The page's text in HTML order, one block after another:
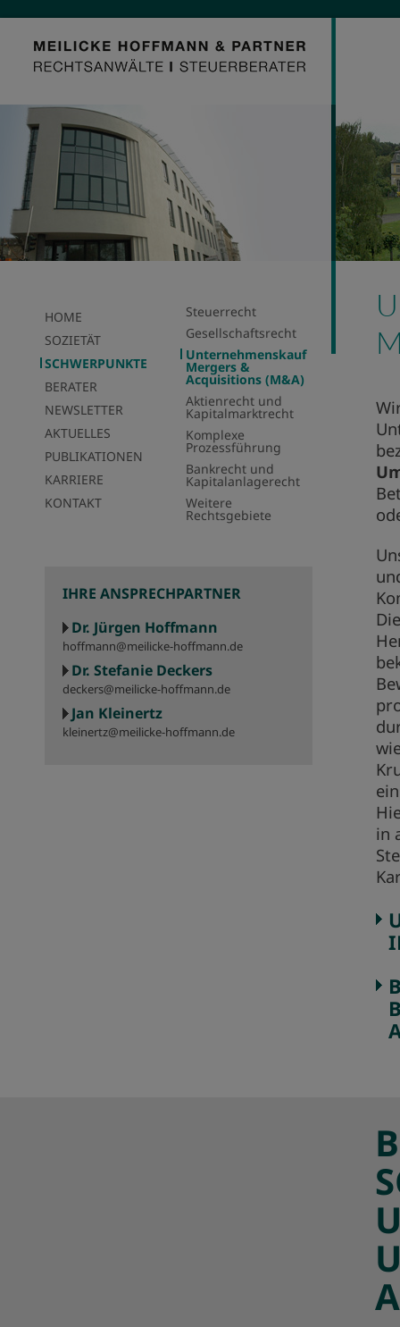
HOME
SOZIETÄT
SCHWERPUNKTE
BERATER
NEWSLETTER
AKTUELLES
PUBLIKATIONEN
KARRIERE
KONTAKT
Steuerrecht
Gesellschaftsrecht
Unternehmenskauf
Mergers &
Acquisitions (M&A)
Aktienrecht und
Kapitalmarktrecht
Komplexe
Prozessführung
Bankrecht und
Kapitalanlagerecht
Weitere
Rechtsgebiete
IHRE ANSPRECHPARTNER
Dr. Jürgen Hoffmann
hoffmann@meilicke-hoffmann.de
Dr. Stefanie Deckers
deckers@meilicke-hoffmann.de
Jan Kleinertz
kleinertz@meilicke-hoffmann.de
in